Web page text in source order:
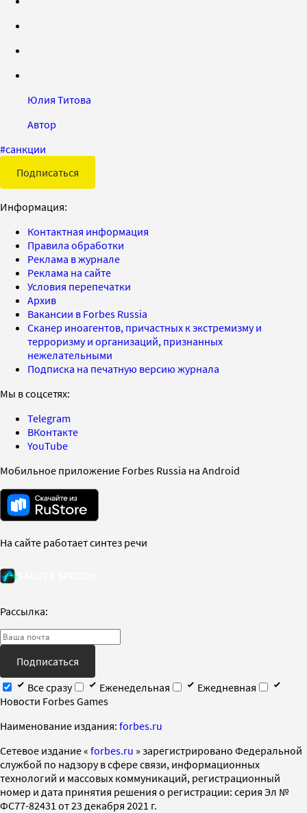
Юлия Титова
Автор
#санкции
Подписаться
Информация:
Контактная информация
Правила обработки
Реклама в журнале
Реклама на сайте
Условия перепечатки
Архив
Вакансии в Forbes Russia
Сканер иноагентов, причастных к экстремизму и
терроризму и организаций, признанных
нежелательными
Подписка на печатную версию журнала
Мы в соцсетях:
Telegram
ВКонтакте
YouTube
Мобильное приложение Forbes Russia на Android
На сайте работает синтез речи
Рассылка:
Подписаться
Все сразу
Еженедельная
Ежедневная
Новости Forbes Games
Наименование издания: forbes.ru
Cетевое издание « forbes.ru » зарегистрировано Федеральной
службой по надзору в сфере связи, информационных
технологий и массовых коммуникаций, регистрационный
номер и дата принятия решения о регистрации: серия Эл №
ФС77-82431 от 23 декабря 2021 г.